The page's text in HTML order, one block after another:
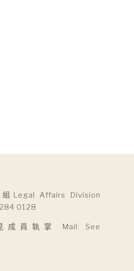
Affairs Division
0128
成員執掌 Mail: See